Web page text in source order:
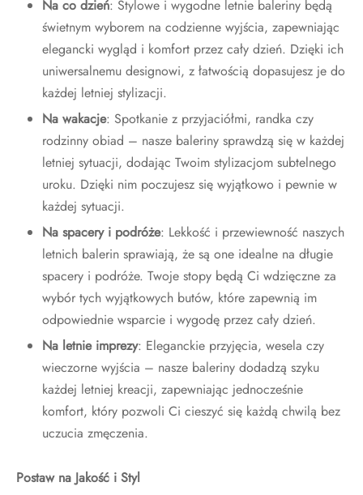
Na co dzień: Stylowe i wygodne letnie baleriny będą
świetnym wyborem na codzienne wyjścia, zapewniając
elegancki wygląd i komfort przez cały dzień. Dzięki ich
uniwersalnemu designowi, z łatwością dopasujesz je do
każdej letniej stylizacji.
Na wakacje: Spotkanie z przyjaciółmi, randka czy
rodzinny obiad – nasze baleriny sprawdzą się w każdej
letniej sytuacji, dodając Twoim stylizacjom subtelnego
uroku. Dzięki nim poczujesz się wyjątkowo i pewnie w
każdej sytuacji.
Na spacery i podróże: Lekkość i przewiewność naszych
letnich balerin sprawiają, że są one idealne na długie
spacery i podróże. Twoje stopy będą Ci wdzięczne za
wybór tych wyjątkowych butów, które zapewnią im
odpowiednie wsparcie i wygodę przez cały dzień.
Na letnie imprezy: Eleganckie przyjęcia, wesela czy
wieczorne wyjścia – nasze baleriny dodadzą szyku
każdej letniej kreacji, zapewniając jednocześnie
komfort, który pozwoli Ci cieszyć się każdą chwilą bez
uczucia zmęczenia.
Postaw na Jakość i Styl